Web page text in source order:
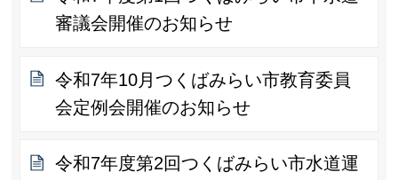
審議会開催のお知らせ
令和7年10月つくばみらい市教育委員
会定例会開催のお知らせ
令和7年度第2回つくばみらい市水道運